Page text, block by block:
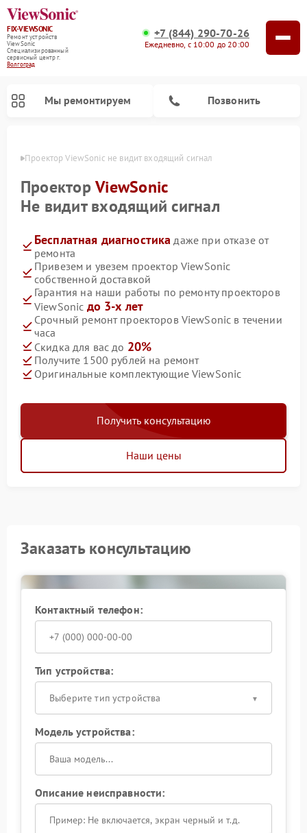
FIX-VIEWSONIC
Ремонт устройств
ViewSonic
Специализированный
cервисный центр г.
Волгоград
+7 (844) 290-70-26
Ежедневно, с 10:00 до 20:00
Мы ремонтируем Позвонить
Проектор ViewSonic не видит входящий сигнал
ПроекторViewSonic
Не видит входящий сигнал
Бесплатная диагностика даже при отказе от
ремонта
Привезем и увезем проектор ViewSonic
собственной доставкой
Гарантия на наши работы по ремонту проекторов
ViewSonic до 3-х лет
Срочный ремонт проекторов ViewSonic в течении
часа
Скидка для вас до 20%
Получите 1500 рублей на ремонт
Оригинальные комплектующие ViewSonic
Получить консультацию
Наши цены
Заказать консультацию
Контактный телефон:
Тип устройства:
Выберите тип устройства
Модель устройства:
Описание неисправности: